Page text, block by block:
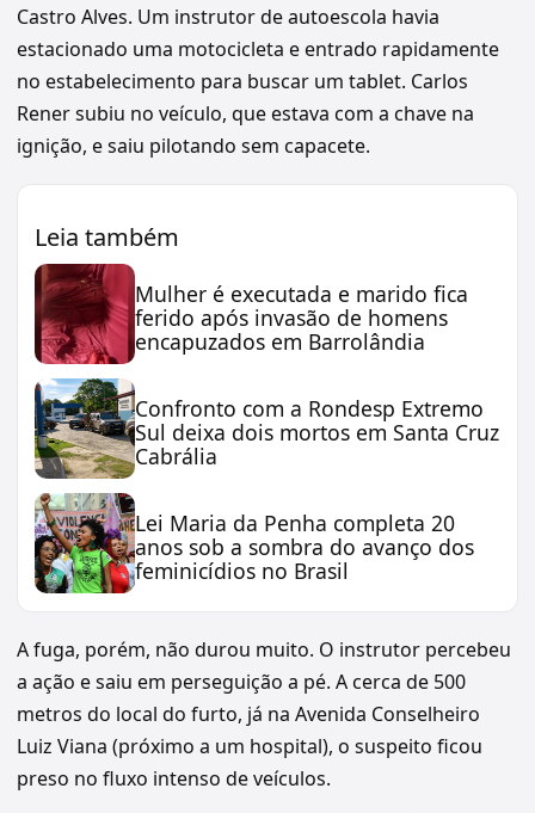
Castro Alves. Um instrutor de autoescola havia
estacionado uma motocicleta e entrado rapidamente
no estabelecimento para buscar um tablet. Carlos
Rener subiu no veículo, que estava com a chave na
ignição, e saiu pilotando sem capacete.
Leia também
Mulher é executada e marido fica
ferido após invasão de homens
encapuzados em Barrolândia
Confronto com a Rondesp Extremo
Sul deixa dois mortos em Santa Cruz
Cabrália
Lei Maria da Penha completa 20
anos sob a sombra do avanço dos
feminicídios no Brasil
A fuga, porém, não durou muito. O instrutor percebeu
a ação e saiu em perseguição a pé. A cerca de 500
metros do local do furto, já na Avenida Conselheiro
Luiz Viana (próximo a um hospital), o suspeito ficou
preso no fluxo intenso de veículos.